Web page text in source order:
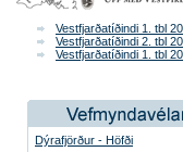
Vestfjarðatíðindi 1. tbl
Vestfjarðatíðindi 2. tbl
Vestfjarðatíðindi 1. tbl
Dýrafjörður - Höfði